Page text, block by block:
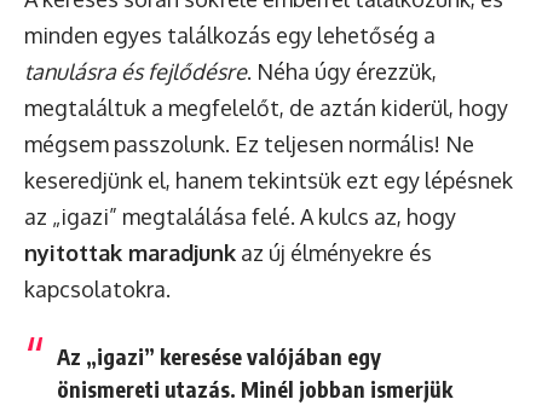
minden egyes találkozás egy lehetőség a
tanulásra és fejlődésre. Néha úgy érezzük,
megtaláltuk a megfelelőt, de aztán kiderül, hogy
mégsem passzolunk. Ez teljesen normális! Ne
keseredjünk el, hanem tekintsük ezt egy lépésnek
az „igazi” megtalálása felé. A kulcs az, hogy
nyitottak maradjunk az új élményekre és
kapcsolatokra.
Az „igazi” keresése valójában egy
önismereti utazás. Minél jobban ismerjük